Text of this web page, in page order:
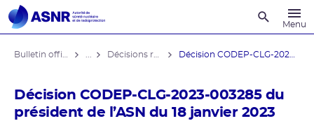
Menu
Décision CODEP-CLG-2023-003285 du
président de l’ASN du 18 janvier 2023